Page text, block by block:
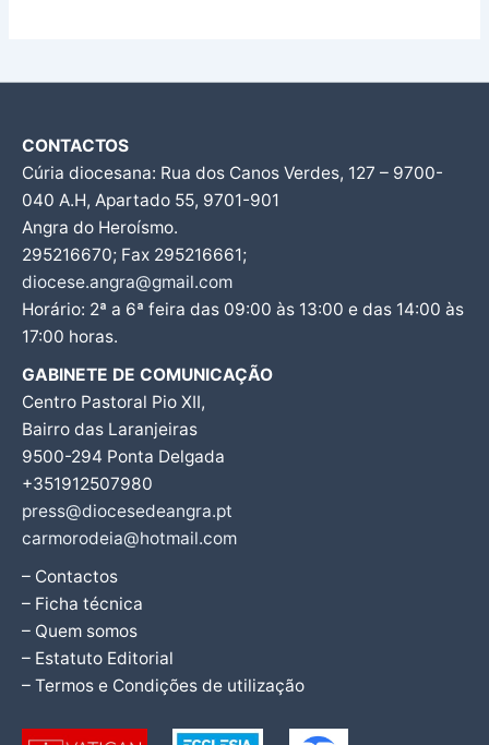
CONTACTOS
Cúria diocesana: Rua dos Canos Verdes, 127 – 9700-
040 A.H, Apartado 55, 9701-901
Angra do Heroísmo.
295216670; Fax 295216661;
diocese.angra@gmail.com
Horário: 2ª a 6ª feira das 09:00 às 13:00 e das 14:00 às
17:00 horas.
GABINETE DE COMUNICAÇÃO
Centro Pastoral Pio XII,
Bairro das Laranjeiras
9500-294 Ponta Delgada
+351912507980
press@diocesedeangra.pt
carmorodeia@hotmail.com
– Contactos
– Ficha técnica
– Quem somos
– Estatuto Editorial
– Termos e Condições de utilização